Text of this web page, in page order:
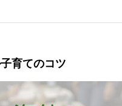
育てのコツ